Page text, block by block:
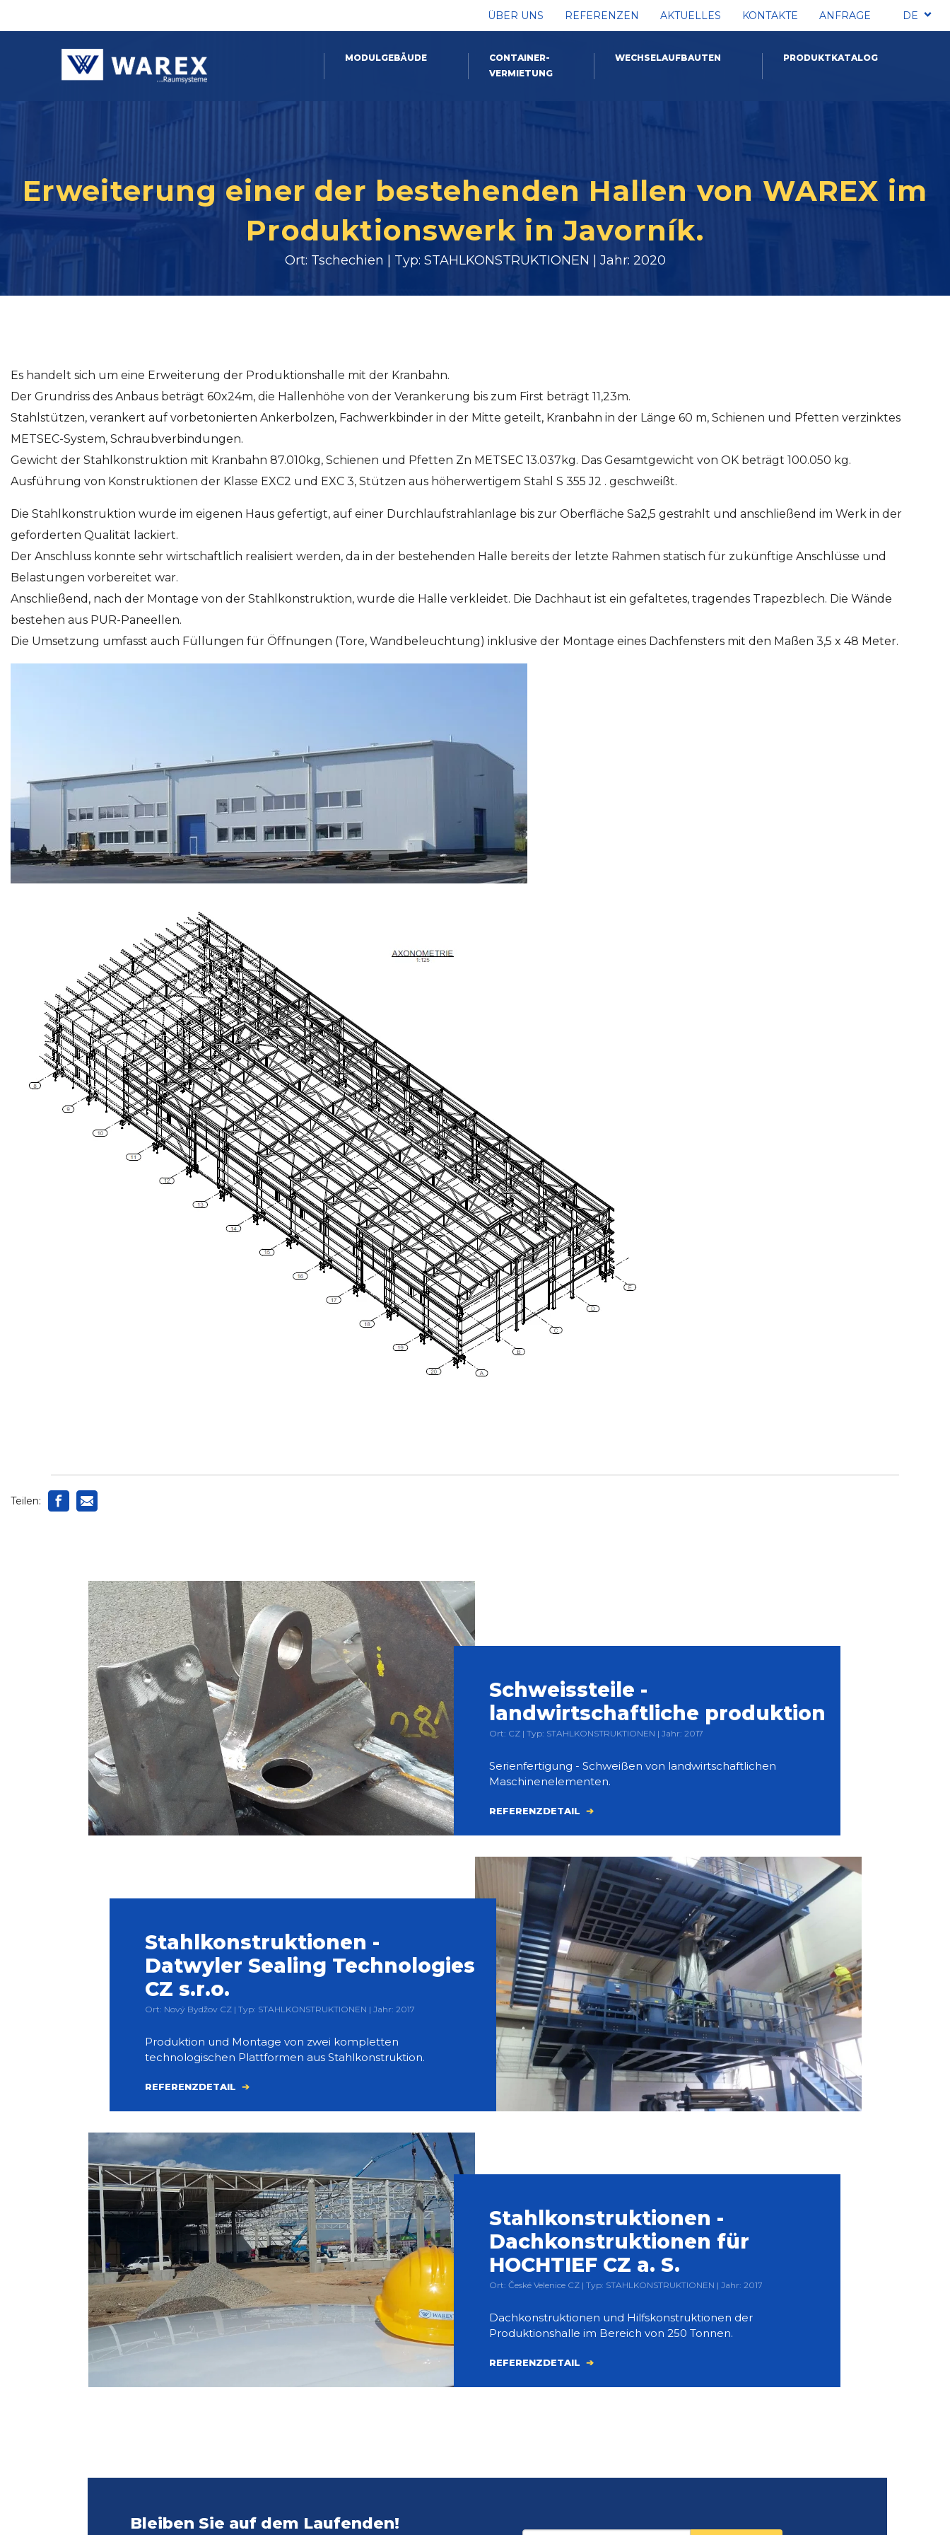
ÜBER UNS REFERENZEN AKTUELLES KONTAKTE ANFRAGE DE
MODULGEBÄUDE
CONTAINER-
VERMIETUNG
WECHSELAUFBAUTEN PRODUKTKATALOG
Erweiterung einer der bestehenden Hallen von WAREX im
Produktionswerk in Javorník.
Ort: Tschechien | Typ: STAHLKONSTRUKTIONEN | Jahr: 2020
Es handelt sich um eine Erweiterung der Produktionshalle mit der Kranbahn.
Der Grundriss des Anbaus beträgt 60x24m, die Hallenhöhe von der Verankerung bis zum First beträgt 11,23m.
Stahlstützen, verankert auf vorbetonierten Ankerbolzen, Fachwerkbinder in der Mitte geteilt, Kranbahn in der Länge 60 m, Schienen und Pfetten verzinktes
METSEC-System, Schraubverbindungen.
Gewicht der Stahlkonstruktion mit Kranbahn 87.010kg, Schienen und Pfetten Zn METSEC 13.037kg. Das Gesamtgewicht von OK beträgt 100.050 kg.
Ausführung von Konstruktionen der Klasse EXC2 und EXC 3, Stützen aus höherwertigem Stahl S 355 J2 . geschweißt.
Die Stahlkonstruktion wurde im eigenen Haus gefertigt, auf einer Durchlaufstrahlanlage bis zur Oberfläche Sa2,5 gestrahlt und anschließend im Werk in der
geforderten Qualität lackiert.
Der Anschluss konnte sehr wirtschaftlich realisiert werden, da in der bestehenden Halle bereits der letzte Rahmen statisch für zukünftige Anschlüsse und
Belastungen vorbereitet war.
Anschließend, nach der Montage von der Stahlkonstruktion, wurde die Halle verkleidet. Die Dachhaut ist ein gefaltetes, tragendes Trapezblech. Die Wände
bestehen aus PUR-Paneellen.
Die Umsetzung umfasst auch Füllungen für Öffnungen (Tore, Wandbeleuchtung) inklusive der Montage eines Dachfensters mit den Maßen 3,5 x 48 Meter.
Teilen:
Schweissteile -
landwirtschaftliche produktion
Ort: CZ | Typ: STAHLKONSTRUKTIONEN | Jahr: 2017
Serienfertigung - Schweißen von landwirtschaftlichen
Maschinenelementen.
REFERENZDETAIL
Stahlkonstruktionen -
Datwyler Sealing Technologies
CZ s.r.o.
Ort: Nový Bydžov CZ | Typ: STAHLKONSTRUKTIONEN | Jahr: 2017
Produktion und Montage von zwei kompletten
technologischen Plattformen aus Stahlkonstruktion.
REFERENZDETAIL
Stahlkonstruktionen -
Dachkonstruktionen für
HOCHTIEF CZ a. S.
Ort: České Velenice CZ | Typ: STAHLKONSTRUKTIONEN | Jahr: 2017
Dachkonstruktionen und Hilfskonstruktionen der
Produktionshalle im Bereich von 250 Tonnen.
REFERENZDETAIL
Bleiben Sie auf dem Laufenden!